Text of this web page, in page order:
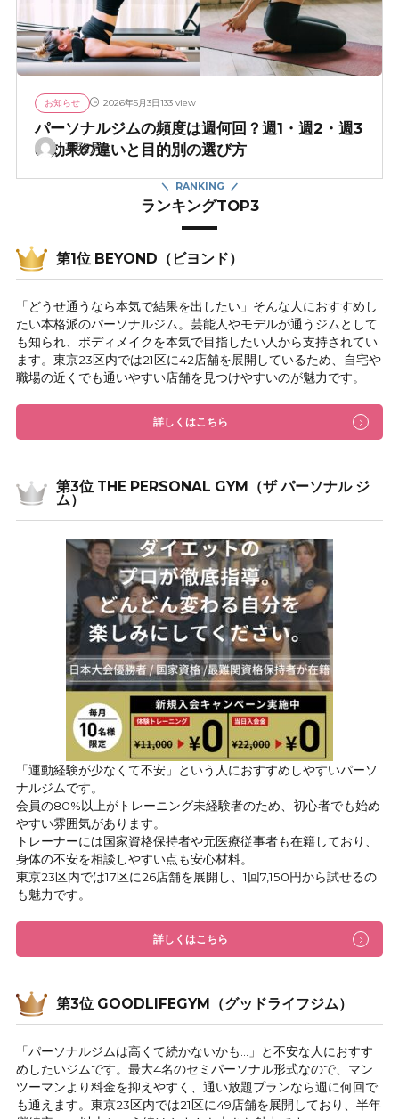
お知らせ 2026年5月3日133 view
パーソナルジムの頻度は週何回？週1・週2・週3
の効果の違いと目的別の選び方
事務局
ランキングTOP3
RANKING
第1位 BEYOND（ビヨンド）
「どうせ通うなら本気で結果を出したい」そんな人におすすめし
たい本格派のパーソナルジム。芸能人やモデルが通うジムとして
も知られ、ボディメイクを本気で目指したい人から支持されてい
ます。東京23区内では21区に42店舗を展開しているため、自宅や
職場の近くでも通いやすい店舗を見つけやすいのが魅力です。
詳しくはこちら
第3位 THE PERSONAL GYM（ザ パーソナル ジ
ム）
「運動経験が少なくて不安」という人におすすめしやすいパーソ
ナルジムです。
会員の80%以上がトレーニング未経験者のため、初心者でも始め
やすい雰囲気があります。
トレーナーには国家資格保持者や元医療従事者も在籍しており、
身体の不安を相談しやすい点も安心材料。
東京23区内では17区に26店舗を展開し、1回7,150円から試せるの
も魅力です。
詳しくはこちら
第3位 GOODLIFEGYM（グッドライフジム）
「パーソナルジムは高くて続かないかも…」と不安な人におすす
めしたいジムです。最大4名のセミパーソナル形式なので、マン
ツーマンより料金を抑えやすく、通い放題プランなら週に何回で
も通えます。東京23区内では21区に49店舗を展開しており、半年